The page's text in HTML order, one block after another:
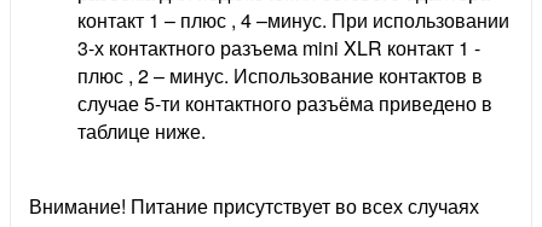
контакт 1 – плюс , 4 –минус. При использовании
3-х контактного разъема mini XLR контакт 1 -
плюс , 2 – минус. Использование контактов в
случае 5-ти контактного разъёма приведено в
таблице ниже.
Внимание! Питание присутствует во всех случаях